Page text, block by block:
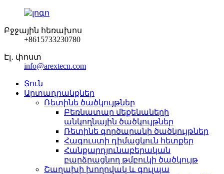
Բջջային հեռախոս
+8615733230780
Էլ․ փոստ
info@arextecn.com
Տուն
Արտադրանքներ
Ռետինե ծածկույթներ
Բեռնատար մեքենաների
անկողնային ծածկույթներ
Ռետինե գործարանի ծածկույթներ
Հագուստի դիմացկուն հետքեր
Հանքարդյունաբերական
բարձրացնող թմբուկի ծածկույթ
Շաղախի խողովակ և գուլպա